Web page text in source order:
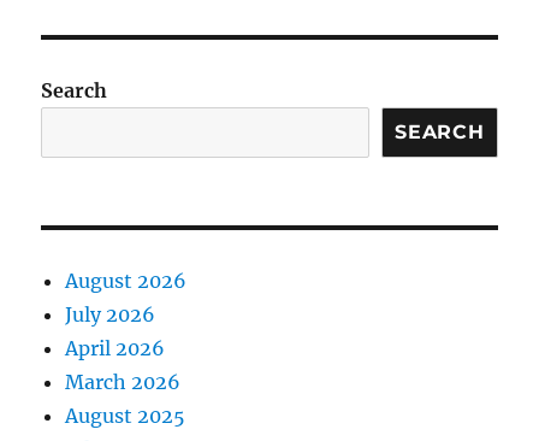
Search
SEARCH
August 2026
July 2026
April 2026
March 2026
August 2025